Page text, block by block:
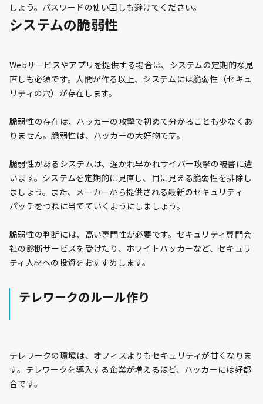
しょう。パスワードの使い回しも避けてください。
システムの脆弱性
Webサービスやアプリを提供する場合は、システムの定期的な見
直しも必須です。人間が作る以上、システムには脆弱性（セキュ
リティの穴）が存在します。
脆弱性の存在は、ハッカーの攻撃で初めて分かることも少なくあ
りません。脆弱性は、ハッカーの大好物です。
脆弱性があるシステムは、遅かれ早かれサイバー攻撃の被害に遭
います。システムを定期的に見直し、目に見える脆弱性を排除し
ましょう。また、メーカーから提供される最新のセキュリティ
パッチをつねに当てていくようにしましょう。
脆弱性の判断には、高い専門性が必要です。セキュリティ専門会
社の診断サービスを受けたり、ホワイトハッカーなど、セキュリ
ティ人材への投資をおすすめします。
テレワークのルール作り
テレワークの環境は、オフィスよりもセキュリティが甘くなりま
す。テレワークを導入する企業が増えるほど、ハッカーには好都
合です。